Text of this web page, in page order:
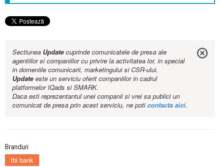
Sectiunea Updatecuprinde comunicatele de presa ale
agentiilor si companiilor cu privire la activitatea lor, in special
in domeniile comunicarii, marketingului si CSR-ului.
Updateeste un serviciu oferit companiilor in cadrul
platformelor IQads si SMARK.
Daca esti reprezentantul unei companii si vrei sa publici un
comunicat de presa prin acest serviciu, ne poticontacta aici.
Branduri
tbi bank